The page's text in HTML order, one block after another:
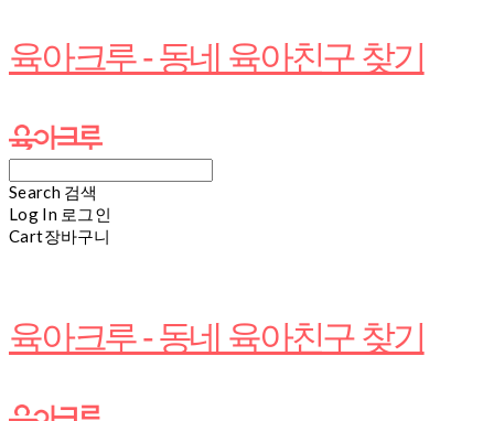
육아크루 - 동네 육아친구 찾기
Search 검색
Log In 로그인
Cart장바구니
육아크루 - 동네 육아친구 찾기